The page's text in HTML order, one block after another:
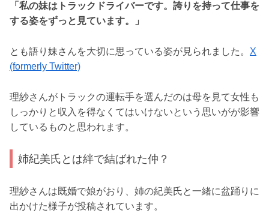
「私の妹はトラックドライバーです。誇りを持って仕事を
する姿をずっと見ています。」
とも語り妹さんを大切に思っている姿が見られました。 X
(formerly Twitter)
理紗さんがトラックの運転手を選んだのは母を見て女性も
しっかりと収入を得なくてはいけないという思いがが影響
しているものと思われます。
姉紀美氏とは絆で結ばれた仲？
理紗さんは既婚で娘がおり、姉の紀美氏と一緒に盆踊りに
出かけた様子が投稿されています。